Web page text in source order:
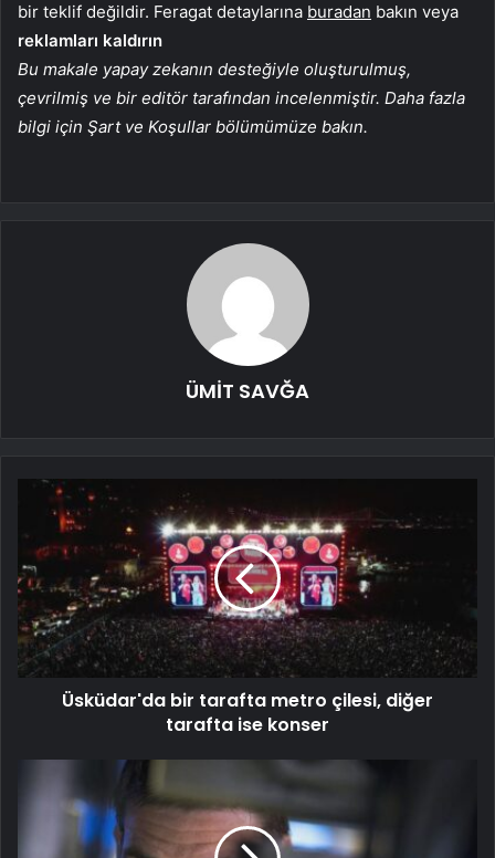
bir teklif değildir. Feragat detaylarına buradan bakın veya
reklamları kaldırın
Bu makale yapay zekanın desteğiyle oluşturulmuş,
çevrilmiş ve bir editör tarafından incelenmiştir. Daha fazla
bilgi için Şart ve Koşullar bölümümüze bakın.
ÜMİT SAVĞA
Üsküdar'da bir tarafta metro çilesi, diğer
tarafta ise konser